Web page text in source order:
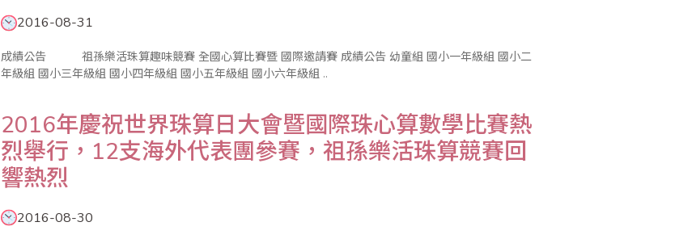
2016-08-31
成績公告 祖孫樂活珠算趣味競賽 全國心算比賽暨 國際邀請賽 成績公告 幼童組 國小一年級組 國小二
年級組 國小三年級組 國小四年級組 國小五年級組 國小六年級組 ..
2016年慶祝世界珠算日大會暨國際珠心算數學比賽熱
烈舉行，12支海外代表團參賽，祖孫樂活珠算競賽回
響熱烈
2016-08-30